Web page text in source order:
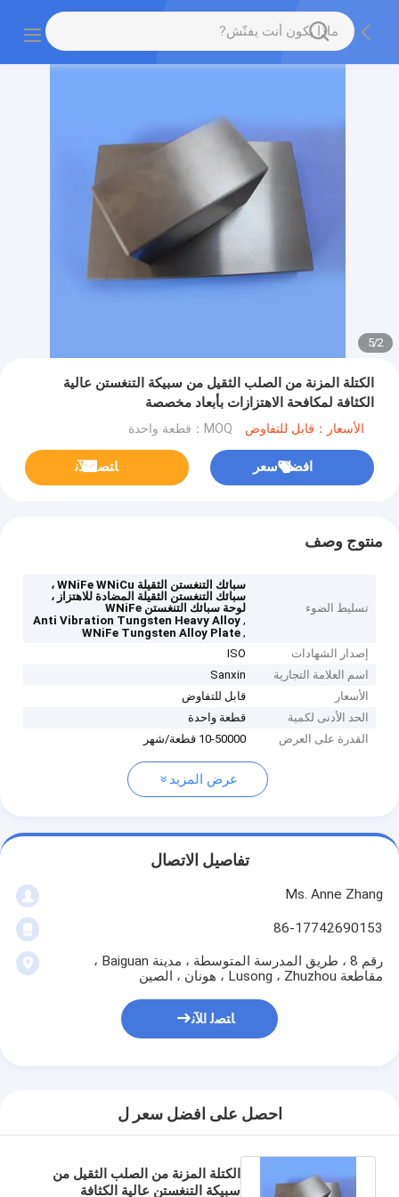
2
/
5
الكتلة المزنة من الصلب الثقيل من سبيكة التنغستن عالية
الكثافة لمكافحة الاهتزازات بأبعاد مخصصة
الأسعار：قابل للتفاوض MOQ：قطعة واحدة
افضل سعر ﺎﺘﺼﻟ ﺍﻶﻧ
منتوج وصف
تسليط الضوء
سبائك التنغستن الثقيلة WNiFe WNiCu ،
سبائك التنغستن الثقيلة المضادة للاهتزاز ،
لوحة سبائك التنغستن WNiFe
,
Anti Vibration Tungsten Heavy Alloy
,
WNiFe Tungsten Alloy Plate
إصدار الشهادات
ISO
اسم العلامة التجارية
Sanxin
الأسعار
قابل للتفاوض
الحد الأدنى لكمية
قطعة واحدة
القدرة على العرض
10-50000 قطعة/شهر
عرض المزيد
تفاصيل الاتصال
Ms. Anne Zhang
86-17742690153
رقم 8 ، طريق المدرسة المتوسطة ، مدينة Baiguan ،
مقاطعة Lusong ، Zhuzhou ، هونان ، الصين
ﺎﺘﺼﻟ ﺍﻶﻧ
احصل على افضل سعر ل
الكتلة المزنة من الصلب الثقيل من
سبيكة التنغستن عالية الكثافة